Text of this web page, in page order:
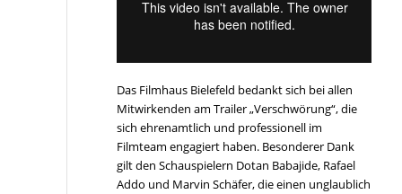
Das Filmhaus Bielefeld bedankt sich bei allen
Mitwirkenden am Trailer „Verschwörung“, die
sich ehrenamtlich und professionell im
Filmteam engagiert haben. Besonderer Dank
gilt den Schauspielern Dotan Babajide, Rafael
Addo und Marvin Schäfer, die einen unglaublich